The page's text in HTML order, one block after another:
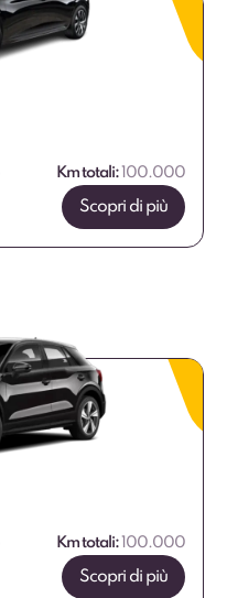
€
Km totali: 100.000
Scopri di più
Km totali: 100.000
Scopri di più